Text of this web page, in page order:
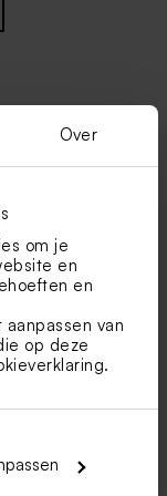
Over
om je
en
en
van
op deze
.
lolly wit met
rond